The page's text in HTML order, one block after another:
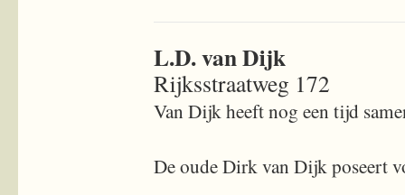
L.D. van Dijk
Rijksstraatweg 172
Van Dijk heeft nog een tijd
De oude Dirk van Dijk poseert